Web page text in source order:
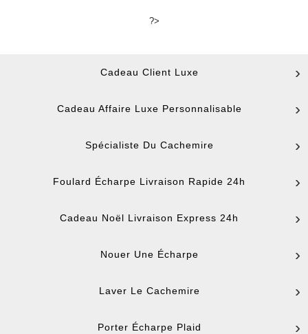
?>
Cadeau Client Luxe
Cadeau Affaire Luxe Personnalisable
Spécialiste Du Cachemire
Foulard Écharpe Livraison Rapide 24h
Cadeau Noël Livraison Express 24h
Nouer Une Écharpe
Laver Le Cachemire
Porter Écharpe Plaid